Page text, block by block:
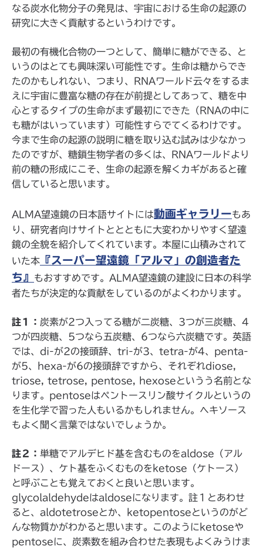
なる炭水化物分子の発見は、宇宙における生命の起源の
研究に大きく貢献するというわけです。
最初の有機化合物の一つとして、簡単に糖ができる、と
いうのはとても興味深い可能性です。生命は糖からでき
たのかもしれない、つまり、RNAワールド云々をするま
えに宇宙に豊富な糖の存在が前提としてあって、糖を中
心とするタイプの生命がまず最初にできた（RNAの中に
も糖がはいっています）可能性すらでてくるわけです。
今まで生命の起源の説明に糖を取り込む試みは少なかっ
たのですが、糖鎖生物学者の多くは、RNAワールドより
前の糖の形成にこそ、生命の起源を解くカギがあると確
信していると思います。
ALMA望遠鏡の日本語サイトには動画ギャラリーもあ
り、研究者向けサイトととともに大変わかりやすく望遠
鏡の全貌を紹介してくれています。本屋に山積みされて
いた本 『スーパー望遠鏡「アルマ」の創造者た
ち』
もおすすめです。ALMA望遠鏡の建設に日本の科学
者たちが決定的な貢献をしているのがよくわかります。
註１： 炭素が2つ入ってる糖が二炭糖、3つが三炭糖、4
つが四炭糖、5つなら五炭糖、6つなら六炭糖です。英語
では、di-が2の接頭辞、tri-が3、tetra-が4、penta-
が5、hexa-が6の接頭辞ですから、それぞれdiose,
triose, tetrose, pentose, hexoseというう名前とな
ります。pentoseはペントースリン酸サイクルというの
を生化学で習った人もいるかもしれません。ヘキソース
もよく聞く言葉ではないでしょうか。
註２： 単糖でアルデヒド基を含むものをaldose（アル
ドース）、ケト基をふくむものをketose（ケトース）
と呼ぶことも覚えておくと良いと思います。
glycolaldehydeはaldoseになります。註１とあわせ
ると、aldotetroseとか、ketopentoseというのがど
んな物質かがわかると思います。このようにketoseや
pentoseに、炭素数を組み合わせた表現もよくみうけま